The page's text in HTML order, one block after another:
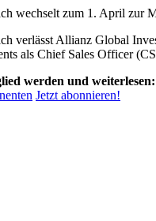
wechselt zum 1. April zur
verlässt Allianz Global
als Chief Sales Officer
werden und
Jetzt abonnieren!